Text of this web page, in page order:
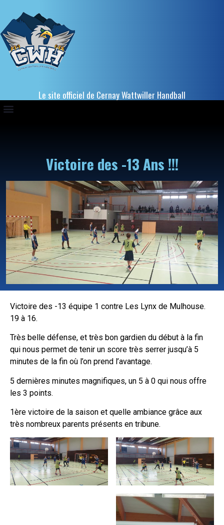
Le site officiel de Cernay Wattwiller Handball
Victoire des -13 Ans !!!
Victoire des -13 équipe 1 contre Les Lynx de Mulhouse.
19 à 16.
Très belle défense, et très bon gardien du début à la fin
qui nous permet de tenir un score très serrer jusqu’à 5
minutes de la fin où l’on prend l’avantage.
5 dernières minutes magnifiques, un 5 à 0 qui nous offre
les 3 points.
1ère victoire de la saison et quelle ambiance grâce aux
très nombreux parents présents en tribune.